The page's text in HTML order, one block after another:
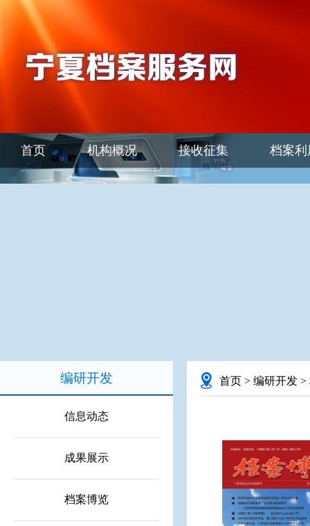
首页 机构概况 接收征集 档案利
编研开发
信息动态
成果展示
档案博览
首页 > 编研开发 >